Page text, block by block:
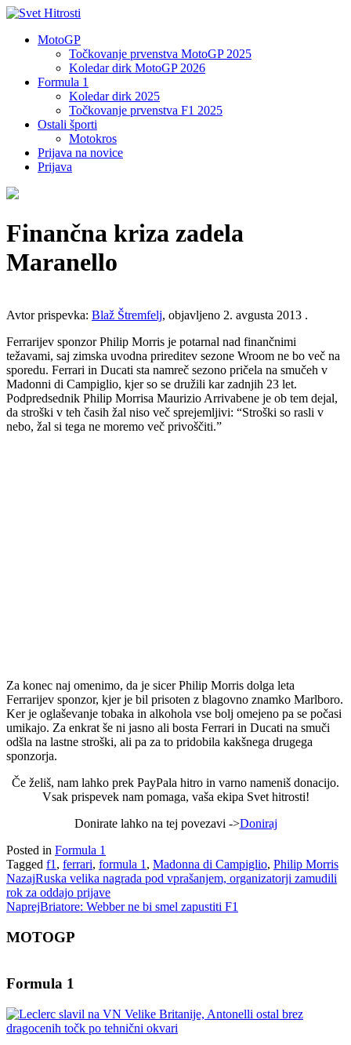
MotoGP
Točkovanje prvenstva MotoGP 2025
Koledar dirk MotoGP 2026
Formula 1
Koledar dirk 2025
Točkovanje prvenstva F1 2025
Ostali športi
Motokros
Prijava na novice
Prijava
Finančna kriza zadela
Maranello
Avtor prispevka: Blaž Štremfelj, objavljeno 2. avgusta 2013 .
Ferrarijev sponzor Philip Morris je potarnal nad finančnimi
težavami, saj zimska uvodna prireditev sezone Wroom ne bo več na
sporedu. Ferrari in Ducati sta namreč sezono pričela na smučeh v
Madonni di Campiglio, kjer so se družili kar zadnjih 23 let.
Podpredsednik Philip Morrisa Maurizio Arrivabene je ob tem dejal,
da stroški v teh časih žal niso več sprejemljivi: “Stroški so rasli v
nebo, žal si tega ne moremo več privoščiti.”
Za konec naj omenimo, da je sicer Philip Morris dolga leta
Ferrarijev sponzor, kjer je bil prisoten z blagovno znamko Marlboro.
Ker je oglaševanje tobaka in alkohola vse bolj omejeno pa se počasi
umikajo. Za enkrat še ni jasno ali bosta Ferrari in Ducati na smuči
odšla na lastne stroški, ali pa za to pridobila kakšnega drugega
sponzorja.
Če želiš, nam lahko prek PayPala hitro in varno nameniš donacijo.
Vsak prispevek nam pomaga, vaša ekipa Svet hitrosti!
Donirate lahko na tej povezavi ->Doniraj
Posted in Formula 1
Tagged f1 , ferrari, formula 1 , Madonna di Campiglio, Philip Morris
NazajRuska velika nagrada pod vprašanjem, organizatorji zamudili
rok za oddajo prijave
NaprejBriatore: Webber ne bi smel zapustiti F1
MOTOGP
Formula 1